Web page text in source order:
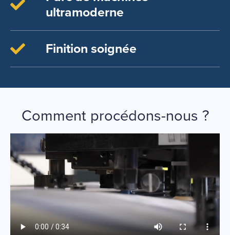
ultramoderne
Finition soignée
Comment procédons-nous ?